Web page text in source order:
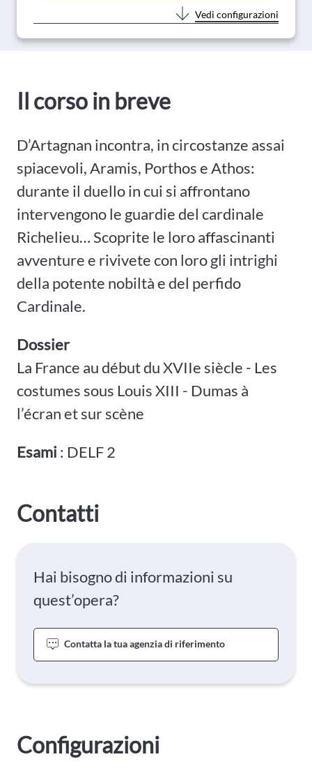
Vedi configurazioni
Il corso in breve
D’Artagnan incontra, in circostanze assai
spiacevoli, Aramis, Porthos e Athos:
durante il duello in cui si affrontano
intervengono le guardie del cardinale
Richelieu… Scoprite le loro affascinanti
avventure e rivivete con loro gli intrighi
della potente nobiltà e del perfido
Cardinale.
Dossier
La France au début du XVIIe siècle - Les
costumes sous Louis XIII - Dumas à
l’écran et sur scène
Esami : DELF 2
Contatti
Hai bisogno di informazioni su
quest’opera?
Contatta la tua agenzia di riferimento
Configurazioni